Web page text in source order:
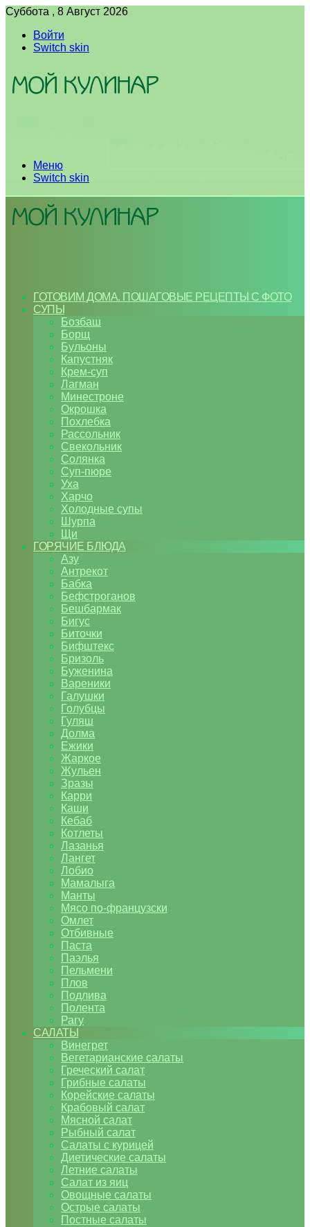
Суббота , 8 Август 2026
Войти
Switch skin
Меню
Switch skin
ГОТОВИМ ДОМА. ПОШАГОВЫЕ РЕЦЕПТЫ С ФОТО
СУПЫ
Бозбаш
Борщ
Бульоны
Капустняк
Крем-суп
Лагман
Минестроне
Окрошка
Похлебка
Рассольник
Свекольник
Солянка
Суп-пюре
Уха
Харчо
Холодные супы
Шурпа
Щи
ГОРЯЧИЕ БЛЮДА
Азу
Антрекот
Бабка
Бефстроганов
Бешбармак
Бигус
Биточки
Бифштекс
Бризоль
Буженина
Вареники
Галушки
Голубцы
Гуляш
Долма
Ежики
Жаркое
Жульен
Зразы
Карри
Каши
Кебаб
Котлеты
Лазанья
Лангет
Лобио
Мамалыга
Манты
Мясо по-французски
Омлет
Отбивные
Паста
Паэлья
Пельмени
Плов
Подлива
Полента
Рагу
САЛАТЫ
Винегрет
Вегетарианские салаты
Греческий салат
Грибные салаты
Корейские салаты
Крабовый салат
Мясной салат
Рыбный салат
Салаты с курицей
Диетические салаты
Летние салаты
Салат из яиц
Овощные салаты
Острые салаты
Постные салаты